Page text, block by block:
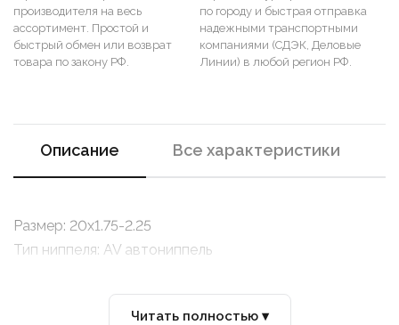
производителя на весь
ассортимент. Простой и
быстрый обмен или возврат
товара по закону РФ.
по городу и быстрая отправка
надежными транспортными
компаниями (СДЭК, Деловые
Линии) в любой регион РФ.
Описание Все характеристики
Размер: 20х1.75-2.25
Тип ниппеля: AV автониппель
Читать полностью ▾